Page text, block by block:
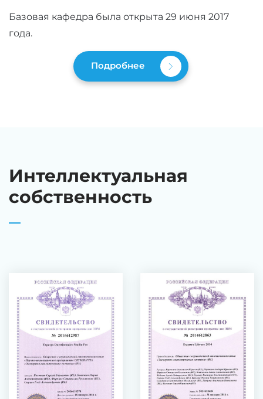
Базовая кафедра была открыта 29 июня 2017
года.
Подробнее
Интеллектуальная
собственность